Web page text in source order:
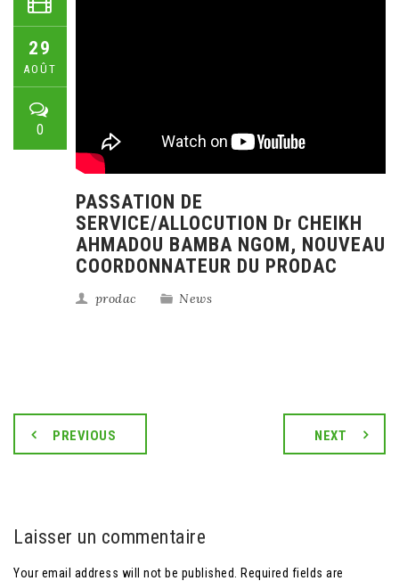
29
AOÛT
0
PASSATION DE
SERVICE/ALLOCUTION Dr CHEIKH
AHMADOU BAMBA NGOM, NOUVEAU
COORDONNATEUR DU PRODAC
prodac News
PREVIOUS NEXT
Laisser un commentaire
Your email address will not be published. Required fields are